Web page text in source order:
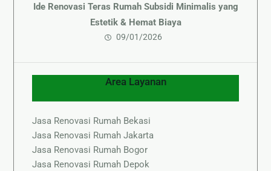
Ide Renovasi Teras Rumah Subsidi Minimalis yang
Estetik & Hemat Biaya
09/01/2026
Area Layanan
Jasa Renovasi Rumah Bekasi
Jasa Renovasi Rumah Jakarta
Jasa Renovasi Rumah Bogor
Jasa Renovasi Rumah Depok